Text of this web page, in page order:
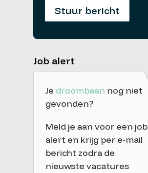
Stuur bericht
Job alert
Je droombaan nog niet
gevonden?
Meld je aan voor een job
alert en krijg per e-mail
bericht zodra de
nieuwste vacatures